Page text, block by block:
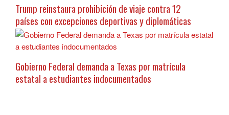
Trump reinstaura prohibición de viaje contra 12
países con excepciones deportivas y diplomáticas
Gobierno Federal demanda a Texas por matrícula
estatal a estudiantes indocumentados